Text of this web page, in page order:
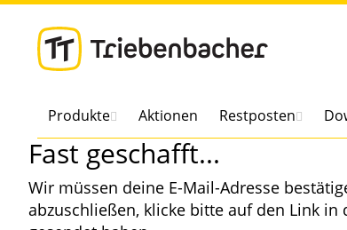
Direkt
zum
Produkte Aktionen Restposten
Fast geschafft...
Wir müssen deine E-Mail-Adresse
abzuschließen, klicke bitte auf den Link in